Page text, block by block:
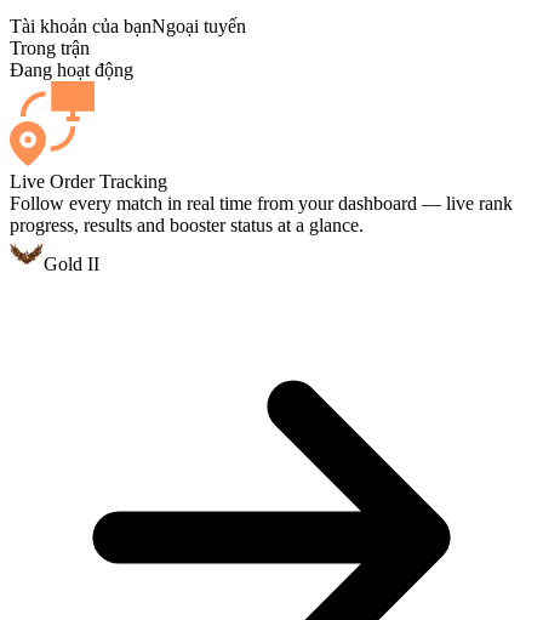
Tài khoản của bạnNgoại tuyến
Trong trận
Đang hoạt động
Live Order Tracking
Follow every match in real time from your dashboard — live rank
progress, results and booster status at a glance.
Gold II